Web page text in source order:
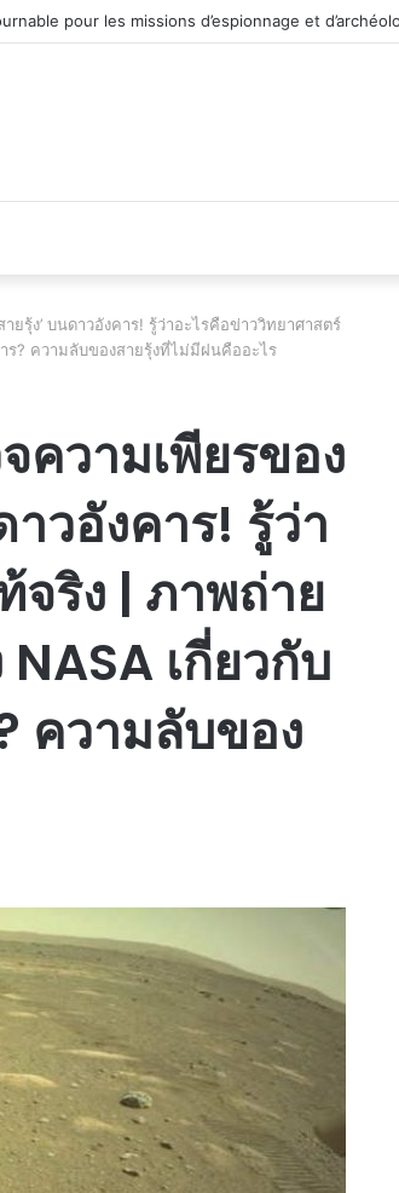
en plein essor
ยรุ้ง’ บนดาวอังคาร! รู้ว่าอะไรคือข่าววิทยาศาสตร์
ร? ความลับของสายรุ้งที่ไม่มีฝนคืออะไร
ความเพียรของ
าวอังคาร! รู้ว่า
ริง | ภาพถ่าย
เกี่ยวกับ
ความลับของ